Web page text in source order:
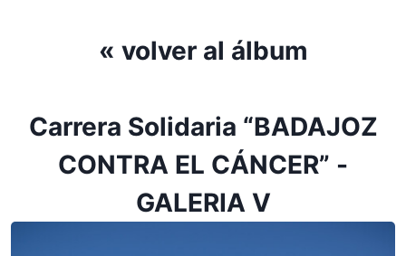
« volver al álbum
Carrera Solidaria “BADAJOZ
CONTRA EL CÁNCER” -
GALERIA V